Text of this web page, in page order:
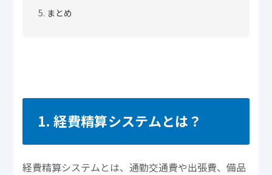
まとめ
1. 経費精算システムとは？
経費精算システムとは、通勤交通費や出張費、備品